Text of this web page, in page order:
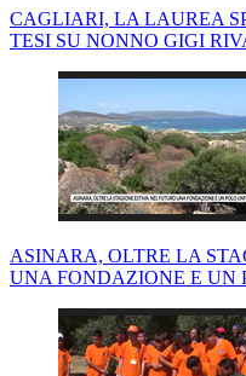
CAGLIARI, LA LAUREA
TESI SU NONNO GIGI
ASINARA, OLTRE LA
UNA FONDAZIONE E UN